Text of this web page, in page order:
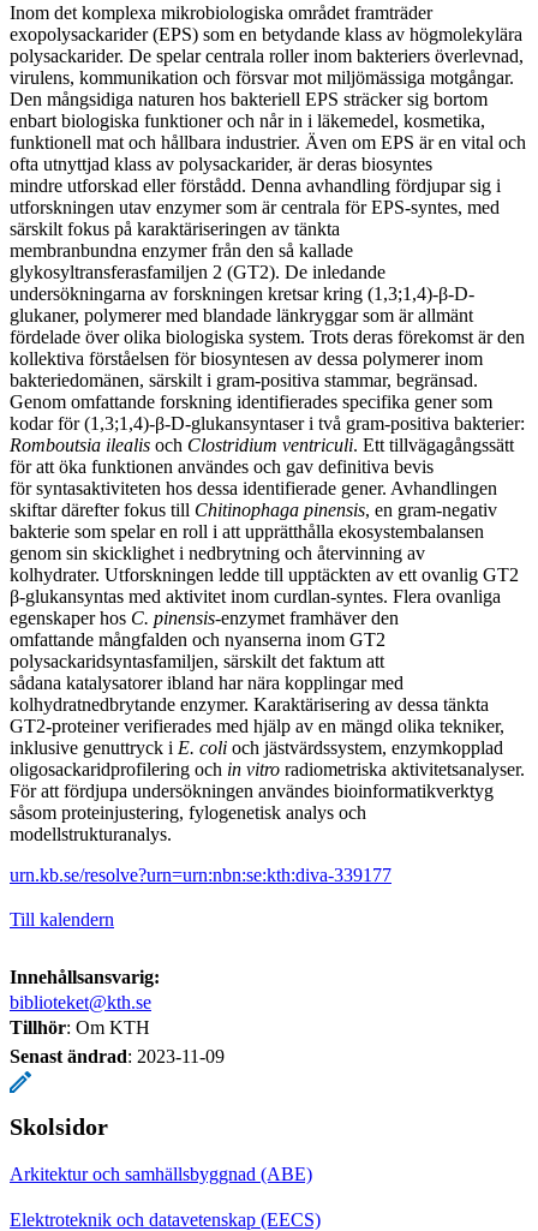
Inom det komplexa mikrobiologiska området framträder
exopolysackarider (EPS) som en betydande klass av högmolekylära
polysackarider. De spelar centrala roller inom bakteriers överlevnad,
virulens, kommunikation och försvar mot miljömässiga motgångar.
Den mångsidiga naturen hos bakteriell EPS sträcker sig bortom
enbart biologiska funktioner och når in i läkemedel, kosmetika,
funktionell mat och hållbara industrier. Även om EPS är en vital och
ofta utnyttjad klass av polysackarider, är deras biosyntes
mindre utforskad eller förstådd. Denna avhandling fördjupar sig i
utforskningen utav enzymer som är centrala för EPS-syntes, med
särskilt fokus på karaktäriseringen av tänkta
membranbundna enzymer från den så kallade
glykosyltransferasfamiljen 2 (GT2). De inledande
undersökningarna av forskningen kretsar kring (1,3;1,4)-β-D-
glukaner, polymerer med blandade länkryggar som är allmänt
fördelade över olika biologiska system. Trots deras förekomst är den
kollektiva förståelsen för biosyntesen av dessa polymerer inom
bakteriedomänen, särskilt i gram-positiva stammar, begränsad.
Genom omfattande forskning identifierades specifika gener som
kodar för (1,3;1,4)-β-D-glukansyntaser i två gram-positiva bakterier:
Romboutsia ilealis och Clostridium ventriculi. Ett tillvägagångssätt
för att öka funktionen användes och gav definitiva bevis
för syntasaktiviteten hos dessa identifierade gener. Avhandlingen
skiftar därefter fokus till Chitinophaga pinensis, en gram-negativ
bakterie som spelar en roll i att upprätthålla ekosystembalansen
genom sin skicklighet i nedbrytning och återvinning av
kolhydrater. Utforskningen ledde till upptäckten av ett ovanlig GT2
β-glukansyntas med aktivitet inom curdlan-syntes. Flera ovanliga
egenskaper hos C. pinensis-enzymet framhäver den
omfattande mångfalden och nyanserna inom GT2
polysackaridsyntasfamiljen, särskilt det faktum att
sådana katalysatorer ibland har nära kopplingar med
kolhydratnedbrytande enzymer. Karaktärisering av dessa tänkta
GT2-proteiner verifierades med hjälp av en mängd olika tekniker,
inklusive genuttryck i E. coli och jästvärdssystem, enzymkopplad
oligosackaridprofilering och in vitro radiometriska aktivitetsanalyser.
För att fördjupa undersökningen användes bioinformatikverktyg
såsom proteinjustering, fylogenetisk analys och
modellstrukturanalys.
urn.kb.se/resolve?urn=urn:nbn:se:kth:diva-339177
Till kalendern
Innehållsansvarig:
biblioteket@kth.se
Tillhör: Om KTH
Senast ändrad: 2023-11-09
Skolsidor
Arkitektur och samhällsbyggnad (ABE)
Elektroteknik och datavetenskap (EECS)